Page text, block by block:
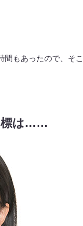
もあったので、そこ
標は……